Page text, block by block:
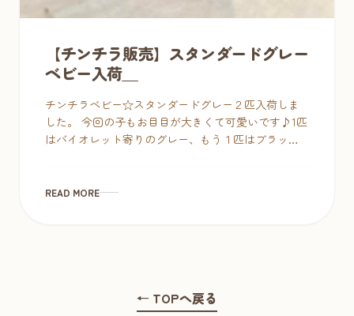
【チンチラ販売】スタンダードグレー
ベビー入荷＿
チンチラベビー☆スタンダードグレー２匹入荷しま
した。 今回の子もお目目が大きくて可愛いです♪1匹
はバイオレット寄りのグレー、もう１匹はブラック
READ MORE
← TOPへ戻る